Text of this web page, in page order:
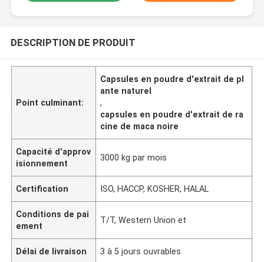
DESCRIPTION DE PRODUIT
Point culminant:
Capsules en poudre d'extrait de pl
ante naturel
,
capsules en poudre d'extrait de ra
cine de maca noire
Capacité d'approv
isionnement
3000 kg par mois
Certification ISO, HACCP, KOSHER, HALAL
Conditions de pai
ement
T/T, Western Union et
Délai de livraison 3 à 5 jours ouvrables